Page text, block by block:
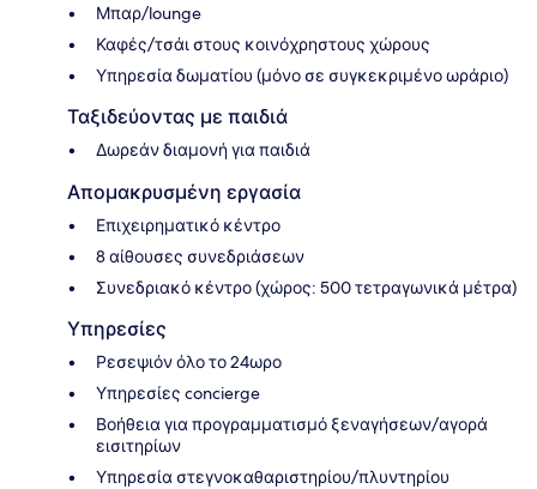
Μπαρ/lounge
Καφές/τσάι στους κοινόχρηστους χώρους
Υπηρεσία δωματίου (μόνο σε συγκεκριμένο ωράριο)
Ταξιδεύοντας με παιδιά
Δωρεάν διαμονή για παιδιά
Απομακρυσμένη εργασία
Επιχειρηματικό κέντρο
8 αίθουσες συνεδριάσεων
Συνεδριακό κέντρο (χώρος: 500 τετραγωνικά μέτρα)
Υπηρεσίες
Ρεσεψιόν όλο το 24ωρο
Υπηρεσίες concierge
Βοήθεια για προγραμματισμό ξεναγήσεων/αγορά
εισιτηρίων
Υπηρεσία στεγνοκαθαριστηρίου/πλυντηρίου